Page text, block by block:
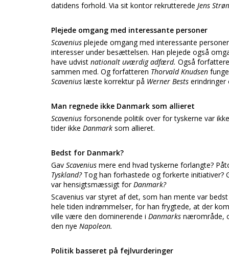
datidens forhold. Via sit kontor rekrutterede Jens
Plejede omgang med interessante personer
Scavenius plejede omgang med interessante
interesser under besættelsen. Han plejede også
have udvist nationalt uværdig adfærd. Også
sammen med. Og forfatteren Thorvald Knudsen
Scavenius læste korrektur på Werner Bests erindringer
Man regnede ikke Danmark som allieret
Scavenius forsonende politik over for tyskerne var
tider ikke Danmark som allieret.
Bedst for Danmark?
Gav Scavenius mere end hvad tyskerne forlangte?
Tyskland? Tog han forhastede og forkerte initiativer?
var hensigtsmæssigt forDanmark?
Scavenius var styret af det, som han mente var
hele tiden indrømmelser, for han frygtede, at der
ville være den dominerende i Danmarks nærområde,
den nye Napoleon.
Politik basseret på fejlvurderinger